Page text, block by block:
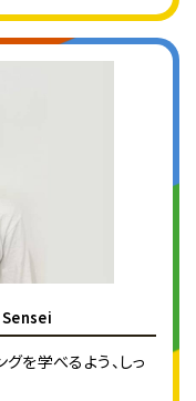
を学べるよう、しっ